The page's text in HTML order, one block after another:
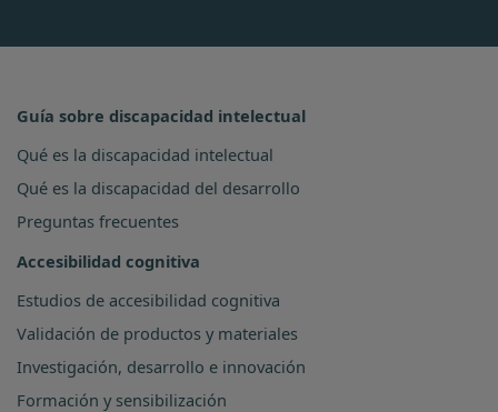
Guía sobre discapacidad intelectual
Qué es la discapacidad intelectual
Qué es la discapacidad del desarrollo
Preguntas frecuentes
Accesibilidad cognitiva
Estudios de accesibilidad cognitiva
Validación de productos y materiales
Investigación, desarrollo e innovación
Formación y sensibilización